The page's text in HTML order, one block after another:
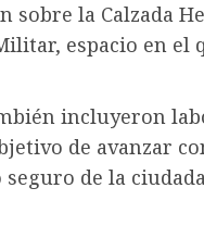
sobre la Calzada
espacio en el
incluyeron
de avanzar
de la